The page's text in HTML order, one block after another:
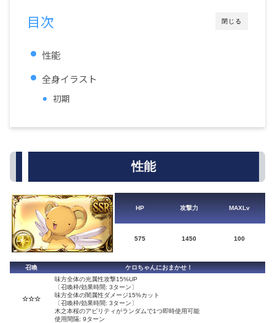
閉じる
目次
性能
全身イラスト
初期
性能
HP 攻撃力 MAXLv
575 1450 100
召喚 ケロちゃんにおまかせ！
☆☆☆
味方全体の光属性攻撃15%UP
〔召喚枠/効果時間: 3ターン〕
味方全体の闇属性ダメージ15%カット
〔召喚枠/効果時間: 3ターン〕
木之本桜のアビリティがランダムで1つ即時使用可能
使用間隔: 9ターン